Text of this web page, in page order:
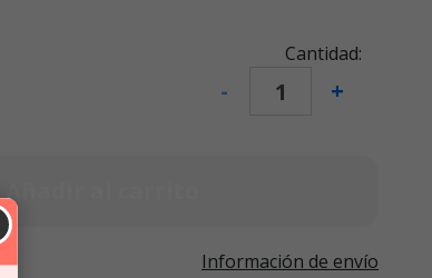
Cantidad:
- +
Añadir al carrito
Información de envío